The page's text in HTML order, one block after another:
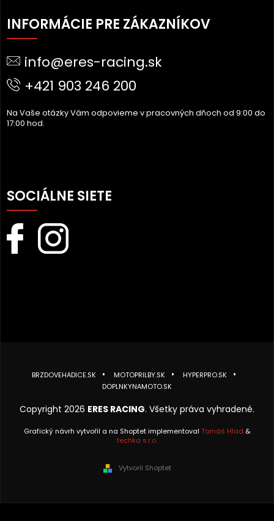
Á
P
T
INFORMÁCIE PRE ZÁKAZNÍKOV
info@eres-racing.sk
+421 903 246 200
Na Vaše otázky Vám odpovieme v pracovných dňoch od 9:00 do
17:00 hod.
SOCIÁLNE SIETE
BRZDOVEHADICE.SK MOTOPRILBY.SK
HYPERPRO.SK
DOPLNKYNAMOTO.SK
Copyright 2026 ERES RACING. Všetky práva vyhradené.
Grafický návrh vytvořil a na Shoptet implementoval Tomáš Hlad &
techka s.r.o.
Vytvoril Shoptet